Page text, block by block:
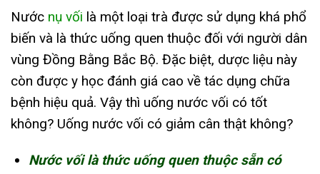
Nước nụ vối là một loại trà được sử dụng khá phổ
biến và là thức uống quen thuộc đối với người dân
vùng Đồng Bằng Bắc Bộ. Đặc biệt, dược liệu này
còn được y học đánh giá cao về tác dụng chữa
bệnh hiệu quả. Vậy thì uống nước vối có tốt
không? Uống nước vối có giảm cân thật không?
Nước vối là thức uống quen thuộc sẵn có